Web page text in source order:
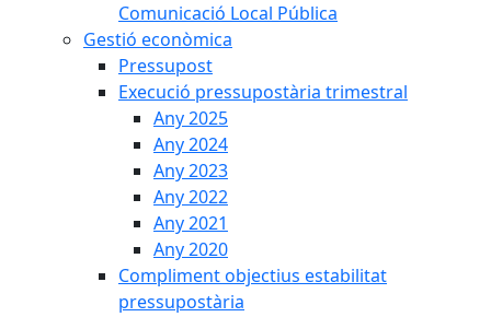
Comunicació Local Pública
Gestió econòmica
Pressupost
Execució pressupostària trimestral
Any 2025
Any 2024
Any 2023
Any 2022
Any 2021
Any 2020
Compliment objectius estabilitat
pressupostària